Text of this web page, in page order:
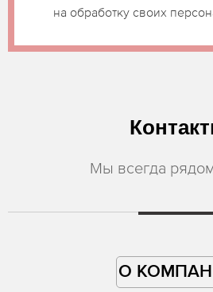
на обработку своих
Мы всегда
О